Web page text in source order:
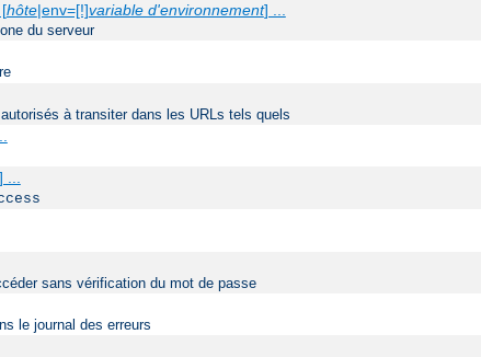
hôte|env=[!]variable d'environnement] ...
du serveur
à transiter dans les URLs tels quels
...
sans vérification du mot de passe
le journal des erreurs